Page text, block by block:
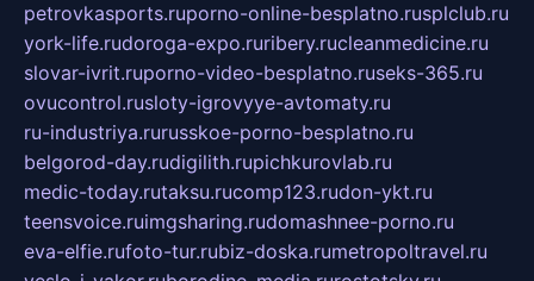
petrovkasports.ruporno-online-besplatno.rusplclub.ru
york-life.rudoroga-expo.ruribery.rucleanmedicine.ru
slovar-ivrit.ruporno-video-besplatno.ruseks-365.ru
ovucontrol.rusloty-igrovyye-avtomaty.ru
ru-industriya.rurusskoe-porno-besplatno.ru
belgorod-day.rudigilith.rupichkurovlab.ru
medic-today.rutaksu.rucomp123.rudon-ykt.ru
teensvoice.ruimgsharing.rudomashnee-porno.ru
eva-elfie.rufoto-tur.rubiz-doska.rumetropoltravel.ru